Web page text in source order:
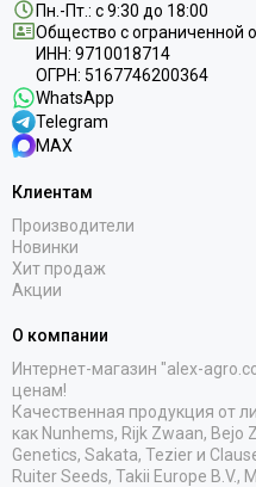
Пн.-Пт.: с 9:30 до 18:00
Общество с ограниченной
ИНН: 9710018714
ОГРН: 5167746200364
WhatsApp
Telegram
MAX
Клиентам
Производители
Новинки
Хит продаж
Акции
О компании
Интернет-магазин "alex-
ценам!
Качественная продукция от
как Nunhems, Rijk Zwaan, Bejo
Genetics, Sakata, Tezier и
Ruiter Seeds, Takii Europe